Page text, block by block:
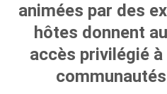
animées par des
hôtes donnent
accès privilégié